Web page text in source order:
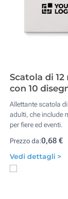
Scatola di
con 10
Allettante scatola
adulti, che include
per fiere ed eventi.
Prezzo da:0,68 €
Vedi dettagli >